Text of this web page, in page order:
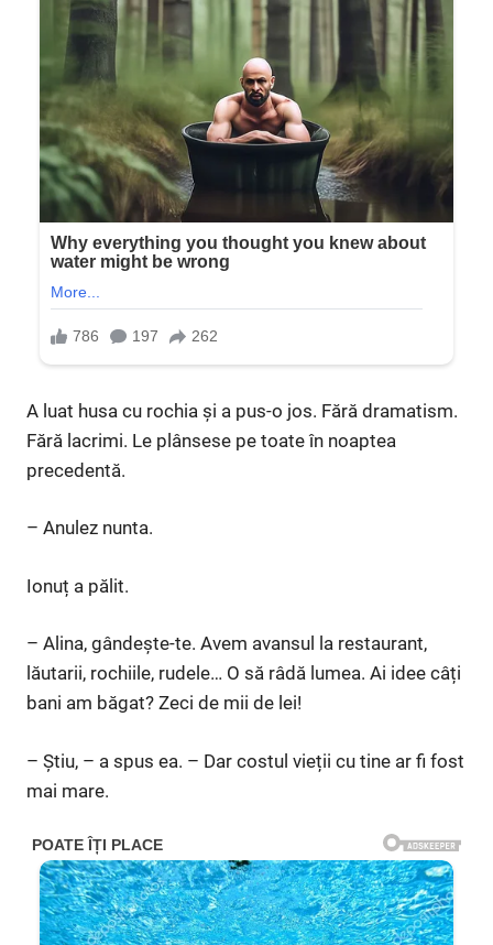
A luat husa cu rochia și a pus-o jos. Fără dramatism.
Fără lacrimi. Le plânsese pe toate în noaptea
precedentă.
– Anulez nunta.
Ionuț a pălit.
– Alina, gândește-te. Avem avansul la restaurant,
lăutarii, rochiile, rudele… O să râdă lumea. Ai idee câți
bani am băgat? Zeci de mii de lei!
– Știu, – a spus ea. – Dar costul vieții cu tine ar fi fost
mai mare.